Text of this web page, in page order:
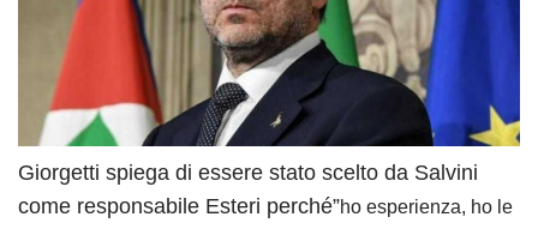
Giorgetti spiega di essere stato scelto da Salvini
come responsabile Esteri perché”ho esperienza, ho le